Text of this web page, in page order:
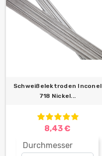
Schweißelektroden Inconel
718 Nickel...
8,43 €
Durchmesser